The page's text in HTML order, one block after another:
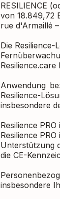
RESILIENCE
von 18.849,72
rue d'Armaillé
Die
Anwendung
Resilience-
insbesondere
Resilience
Resilience
Unterstützung
die CE-
insbesondere